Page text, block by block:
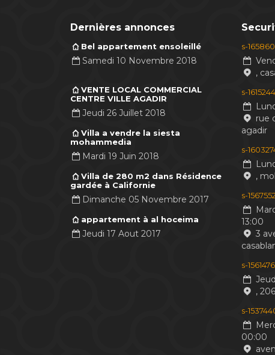
Dernières annonces
Bel appartement ensoleillé
Samedi 10 Novembre 2018
VENTE LOCAL COMMERCIAL
CENTRE VILLE AGADIR
Jeudi 26 Juillet 2018
Villa a vendre la siesta
mohammedia
Mardi 19 Juin 2018
Villa de 280 m2 dans Résidence
gardée à Californie
Dimanche 05 Novembre 2017
appartement à al hoceima
Jeudi 17 Aout 2017
s-
,
s-
rue
agadir
s-
,
s-
13:00
3
s-
,
s-
00:00